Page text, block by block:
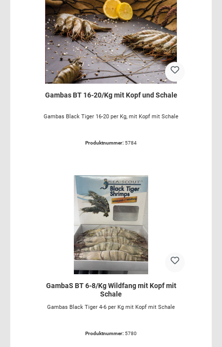
Gambas BT 16-20/Kg mit Kopf und Schale
Gambas Black Tiger 16-20 per Kg, mit Kopf mit Schale
Produktnummer: 5784
GambaS BT 6-8/Kg Wildfang mit Kopf mit
Schale
Gambas Black Tiger 4-6 per Kg mit Kopf mit Schale
Produktnummer: 5780